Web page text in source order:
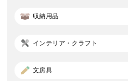
収納用品
インテリア・クラフト
文房具